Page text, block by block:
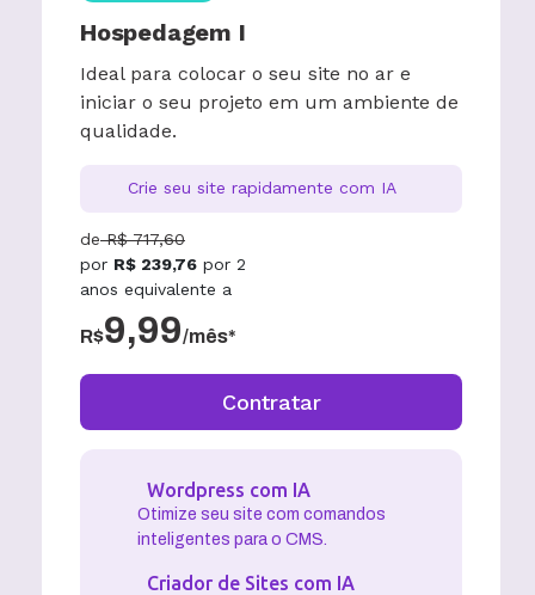
Hospedagem I
Ideal para colocar o seu site no ar e
iniciar o seu projeto em um ambiente de
qualidade.
Crie seu site rapidamente com IA
de R$ 717,60
por R$ 239,76 por 2
anos equivalente a
R$9,99/mês*
Contratar
Wordpress com IA
Otimize seu site com comandos
inteligentes para o CMS.
Criador de Sites com IA